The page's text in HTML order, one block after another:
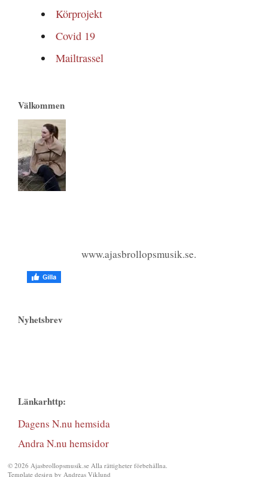
Körprojekt
Covid 19
Mailtrassel
Välkommen
www.ajasbrollopsmusik.se.
Nyhetsbrev
Länkarhttp:
Dagens N.nu hemsida
Andra N.nu hemsidor
© 2026 Ajasbrollopsmusik.se Alla rättigheter förbehållna.
Template design byAndreas Viklund